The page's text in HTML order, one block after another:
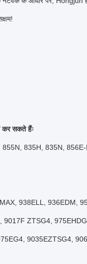
कर सकते हैंः
855N, 835H, 835N,
938ELL, 936EDM,
ZTSG4,
9035EZTSG4,